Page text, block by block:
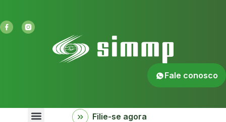
Fale conosco
Filie-se agora